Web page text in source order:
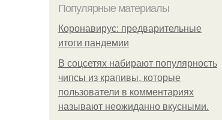
Популярные материалы
Коронавирус: предварительные
итоги пандемии
В соцсетях набирают популярность
чипсы из крапивы, которые
пользователи в комментариях
называют неожиданно вкусными.